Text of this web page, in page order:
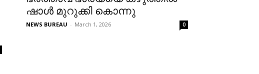
ഷാള്‍ മുറുക്കി കൊന്നു
NEWS BUREAU - March 1, 2026 0